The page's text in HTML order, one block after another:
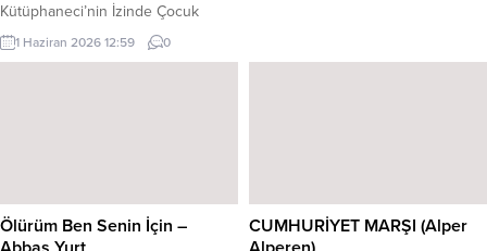
Kütüphaneci’nin İzinde Çocuk
Kitabı Çizge Yayınevi markası adı
altında çıkmıştır. Kitap Hakkında
ve maddi kazancı da vardır. Asıl
önemli olanı ise...
1 Haziran 2026 12:59 0
Ölürüm Ben Senin İçin –
CUMHURİYET MARŞI (Alper